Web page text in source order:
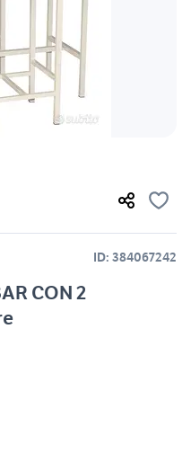
ID: 384067242
CON 2